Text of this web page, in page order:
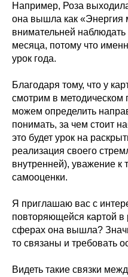
Например, Роза
она вышла как «Энергия
внимательней
месяца, потому что
урок года.
Благодаря тому, что у
смотрим в методическом
можем определить
понимать, за чем стоит
это будет урок на
реализация своего
внутренней), уважение к
самооценки.
Я приглашаю вас с
повторяющейся картой в
сферах она вышла?
то связаны и требовать
Видеть такие связки